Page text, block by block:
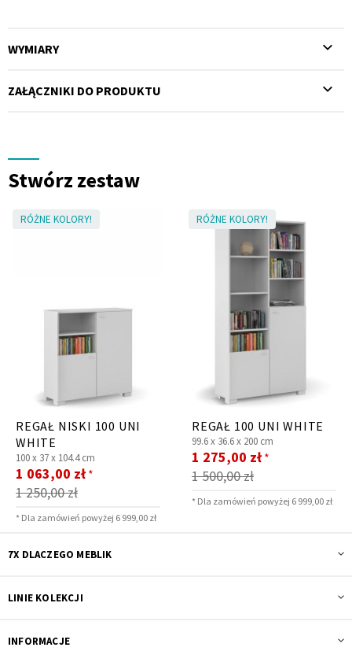
WYMIARY
ZAŁĄCZNIKI DO PRODUKTU
Stwórz zestaw
RÓŻNE KOLORY!
REGAŁ NISKI 100 UNI
WHITE
100 x 37 x 104.4 cm
1 250,00 zł
Cena
promocyjna
1 063,00 zł *
* Dla zamówień powyżej 6 999,00 zł
RÓŻNE KOLORY!
REGAŁ 100 UNI WHITE
99.6 x 36.6 x 200 cm
1 500,00 zł
Cena
promocyjna
1 275,00 zł *
* Dla zamówień powyżej 6 999,00 zł
7X DLACZEGO MEBLIK
LINIE KOLEKCJI
INFORMACJE